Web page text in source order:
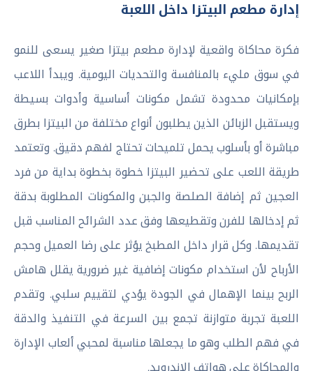
إدارة مطعم البيتزا داخل اللعبة
فكرة محاكاة واقعية لإدارة مطعم بيتزا صغير يسعى للنمو
في سوق مليء بالمنافسة والتحديات اليومية. ويبدأ اللاعب
بإمكانيات محدودة تشمل مكونات أساسية وأدوات بسيطة
ويستقبل الزبائن الذين يطلبون أنواع مختلفة من البيتزا بطرق
مباشرة أو بأسلوب يحمل تلميحات تحتاج لفهم دقيق. وتعتمد
طريقة اللعب على تحضير البيتزا خطوة بخطوة بداية من فرد
العجين ثم إضافة الصلصة والجبن والمكونات المطلوبة بدقة
ثم إدخالها للفرن وتقطيعها وفق عدد الشرائح المناسب قبل
تقديمها. وكل قرار داخل المطبخ يؤثر على رضا العميل وحجم
الأرباح لأن استخدام مكونات إضافية غير ضرورية يقلل هامش
الربح بينما الإهمال في الجودة يؤدي لتقييم سلبي. وتقدم
اللعبة تجربة متوازنة تجمع بين السرعة في التنفيذ والدقة
في فهم الطلب وهو ما يجعلها مناسبة لمحبي ألعاب الإدارة
والمحاكاة على هواتف الاندرويد.